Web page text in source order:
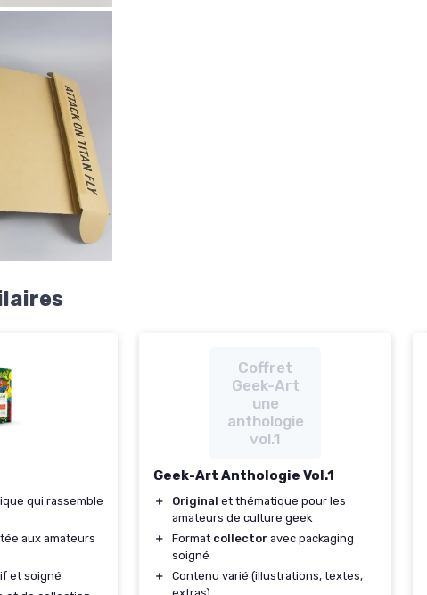
qui rassemble
aux amateurs
et soigné
Coffret
Geek-Art
une
anthologie
vol.1
Geek-Art Anthologie Vol.1
＋ Original et thématique pour les
amateurs de culture geek
＋
Format collector avec packaging
soigné
＋
Contenu varié (illustrations, textes,